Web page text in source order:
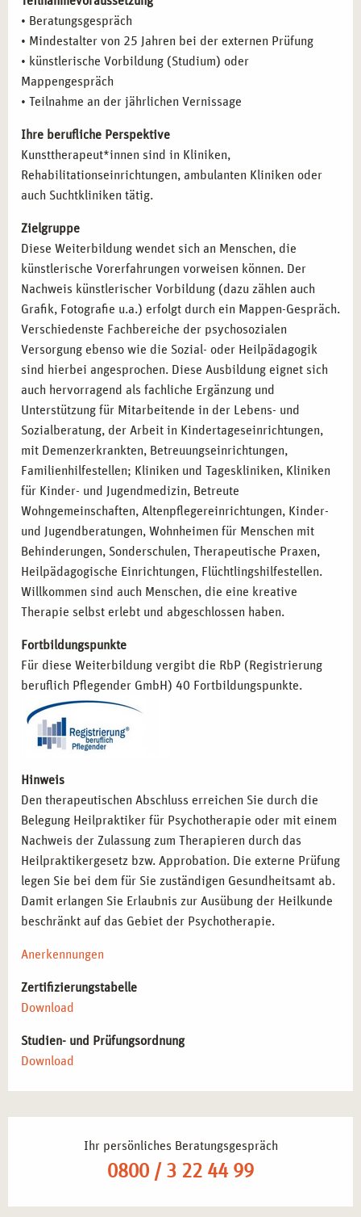
• Beratungsgespräch
• Mindestalter von 25 Jahren bei der externen Prüfung
• künstlerische Vorbildung (Studium) oder
Mappengespräch
• Teilnahme an der jährlichen Vernissage
Ihre berufliche Perspektive
Kunsttherapeut*innen sind in Kliniken,
Rehabilitationseinrichtungen, ambulanten Kliniken oder
auch Suchtkliniken tätig.
Zielgruppe
Diese Weiterbildung wendet sich an Menschen, die
künstlerische Vorerfahrungen vorweisen können. Der
Nachweis künstlerischer Vorbildung (dazu zählen auch
Grafik, Fotografie u.a.) erfolgt durch ein Mappen-Gespräch.
Verschiedenste Fachbereiche der psychosozialen
Versorgung ebenso wie die Sozial- oder Heilpädagogik
sind hierbei angesprochen. Diese Ausbildung eignet sich
auch hervorragend als fachliche Ergänzung und
Unterstützung für Mitarbeitende in der Lebens- und
Sozialberatung, der Arbeit in Kindertageseinrichtungen,
mit Demenzerkrankten, Betreuungseinrichtungen,
Familienhilfestellen; Kliniken und Tageskliniken, Kliniken
für Kinder- und Jugendmedizin, Betreute
Wohngemeinschaften, Altenpflegereinrichtungen, Kinder-
und Jugendberatungen, Wohnheimen für Menschen mit
Behinderungen, Sonderschulen, Therapeutische Praxen,
Heilpädagogische Einrichtungen, Flüchtlingshilfestellen.
Willkommen sind auch Menschen, die eine kreative
Therapie selbst erlebt und abgeschlossen haben.
Fortbildungspunkte
Für diese Weiterbildung vergibt die RbP (Registrierung
beruflich Pflegender GmbH) 40 Fortbildungspunkte.
Hinweis
Den therapeutischen Abschluss erreichen Sie durch die
Belegung Heilpraktiker für Psychotherapie oder mit einem
Nachweis der Zulassung zum Therapieren durch das
Heilpraktikergesetz bzw. Approbation. Die externe Prüfung
legen Sie bei dem für Sie zuständigen Gesundheitsamt ab.
Damit erlangen Sie Erlaubnis zur Ausübung der Heilkunde
beschränkt auf das Gebiet der Psychotherapie.
Anerkennungen
Zertifizierungstabelle
Download
Studien- und Prüfungsordnung
Download
Ihr persönliches Beratungsgespräch
0800 / 3 22 44 99